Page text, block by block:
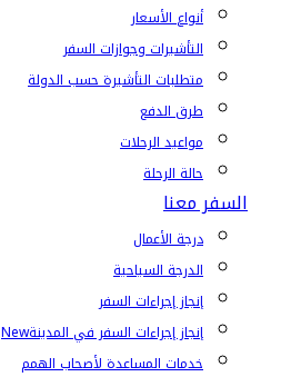
أنواع الأسعار
التأشيرات وجوازات السفر
متطلبات التأشيرة حسب الدولة
طرق الدفع
مواعيد الرحلات
حالة الرحلة
السفر معنا
درجة الأعمال
الدرجة السياحية
إنجاز إجراءات السفر
إنجاز إجراءات السفر في المدينةNew
خدمات المساعدة لأصحاب الهمم